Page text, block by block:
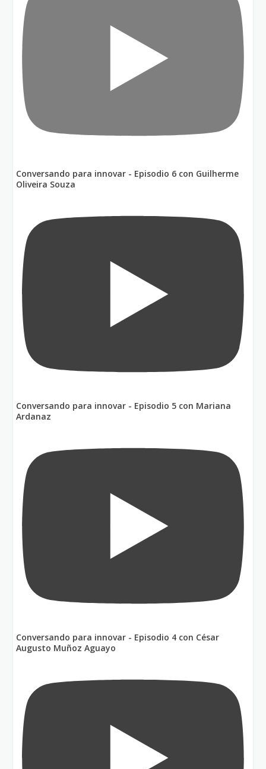
Conversando para innovar - Episodio 6 con Guilherme
Oliveira Souza
Conversando para innovar - Episodio 5 con Mariana
Ardanaz
Conversando para innovar - Episodio 4 con César
Augusto Muñoz Aguayo